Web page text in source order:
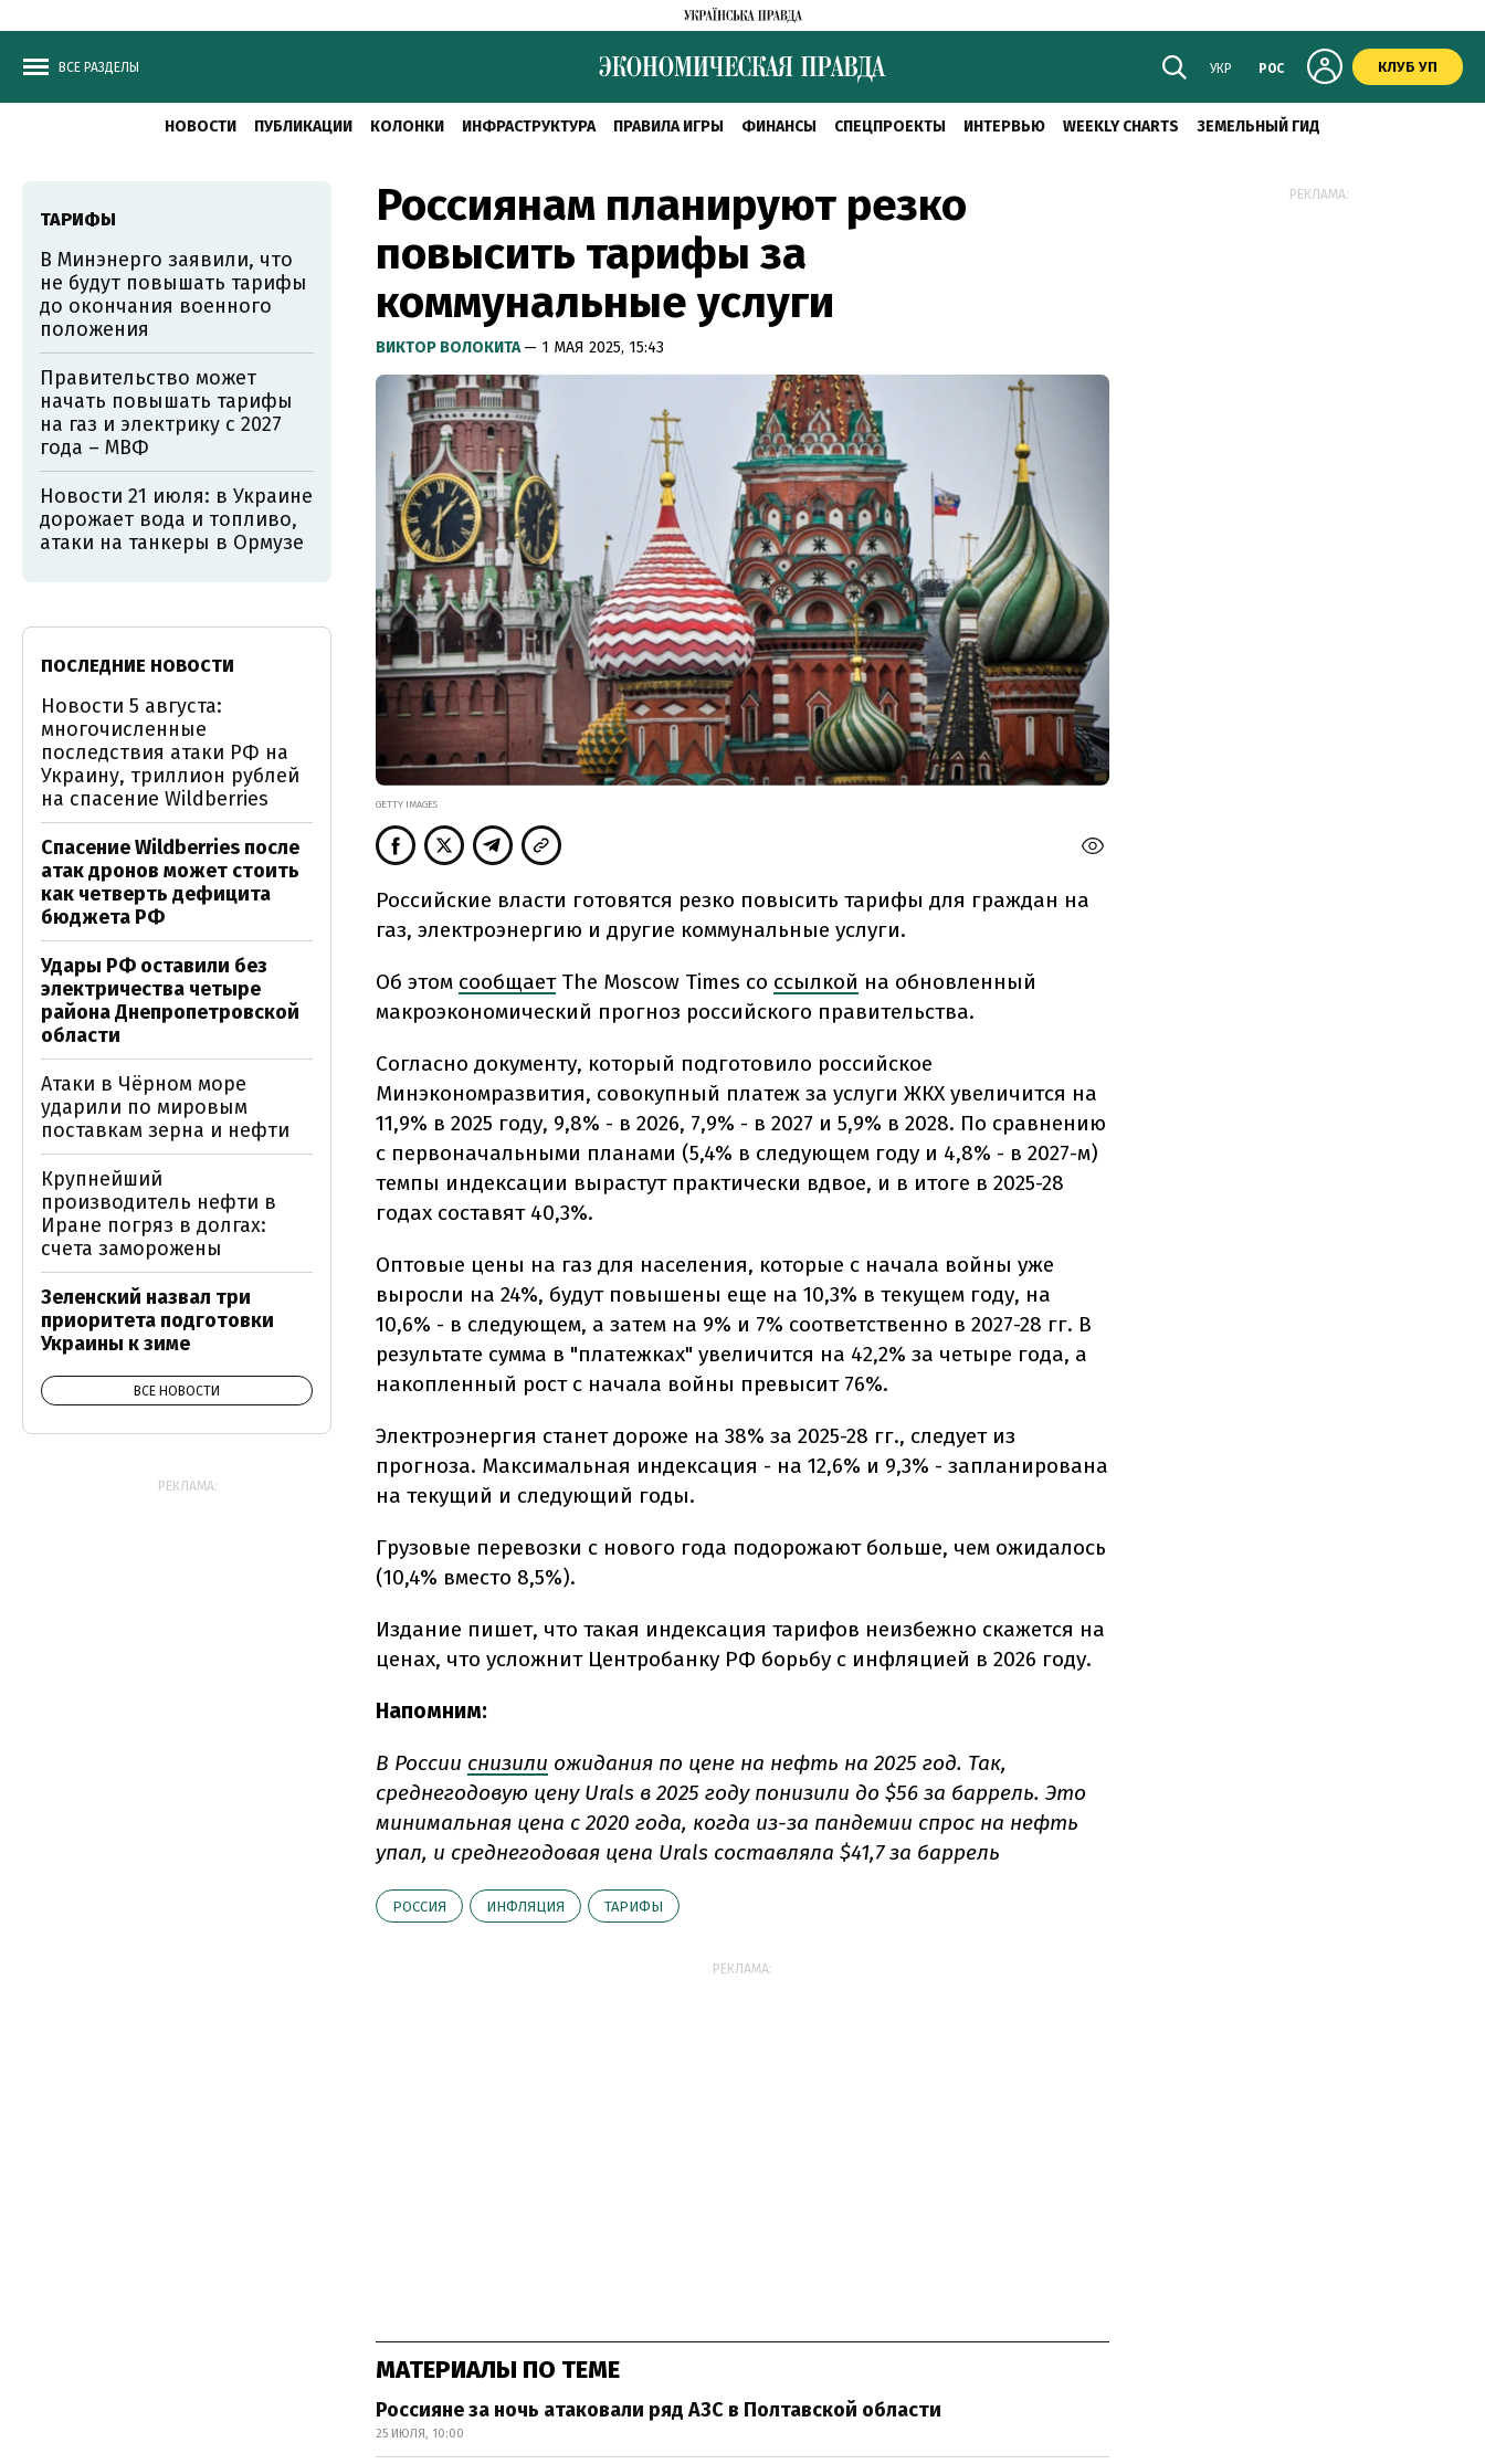
ВСЕ РАЗДЕЛЫ УКР РОС КЛУБ УП
НОВОСТИ ПУБЛИКАЦИИ КОЛОНКИ ИНФРАСТРУКТУРА ПРАВИЛА ИГРЫ ФИНАНСЫ СПЕЦПРОЕКТЫ ИНТЕРВЬЮ WEEKLY CHARTS ЗЕМЕЛЬНЫЙ ГИД
Россиянам планируют резко
повысить тарифы за
коммунальные услуги
ВИКТОР ВОЛОКИТА— 1 МАЯ 2025, 15:43
GETTY IMAGES
Российские власти готовятся резко повысить тарифы для граждан на
газ, электроэнергию и другие коммунальные услуги.
Об этом сообщает The Moscow Times со ссылкой на обновленный
макроэкономический прогноз российского правительства.
Согласно документу, который подготовило российское
Минэкономразвития, совокупный платеж за услуги ЖКХ увеличится на
11,9% в 2025 году, 9,8% - в 2026, 7,9% - в 2027 и 5,9% в 2028. По сравнению
с первоначальными планами (5,4% в следующем году и 4,8% - в 2027-м)
темпы индексации вырастут практически вдвое, и в итоге в 2025-28
годах составят 40,3%.
Оптовые цены на газ для населения, которые с начала войны уже
выросли на 24%, будут повышены еще на 10,3% в текущем году, на
10,6% - в следующем, а затем на 9% и 7% соответственно в 2027-28 гг. В
результате сумма в "платежках" увеличится на 42,2% за четыре года, а
накопленный рост с начала войны превысит 76%.
Электроэнергия станет дороже на 38% за 2025-28 гг., следует из
прогноза. Максимальная индексация - на 12,6% и 9,3% - запланирована
на текущий и следующий годы.
Грузовые перевозки с нового года подорожают больше, чем ожидалось
(10,4% вместо 8,5%).
Издание пишет, что такая индексация тарифов неизбежно скажется на
ценах, что усложнит Центробанку РФ борьбу с инфляцией в 2026 году.
Напомним:
В России снизили ожидания по цене на нефть на 2025 год. Так,
среднегодовую цену Urals в 2025 году понизили до $56 за баррель. Это
минимальная цена с 2020 года, когда из-за пандемии спрос на нефть
упал, и среднегодовая цена Urals составляла $41,7 за баррель
РОССИЯ ИНФЛЯЦИЯ ТАРИФЫ
РЕКЛАМА:
МАТЕРИАЛЫ ПО ТЕМЕ
Россияне за ночь атаковали ряд АЗС в Полтавской области
25 ИЮЛЯ, 10:00
ТАРИФЫ
В Минэнерго заявили, что
не будут повышать тарифы
до окончания военного
положения
Правительство может
начать повышать тарифы
на газ и электрику с 2027
года – МВФ
Новости 21 июля: в Украине
дорожает вода и топливо,
атаки на танкеры в Ормузе
ПОСЛЕДНИЕ НОВОСТИ
Новости 5 августа:
многочисленные
последствия атаки РФ на
Украину, триллион рублей
на спасение Wildberries
Спасение Wildberries после
атак дронов может стоить
как четверть дефицита
бюджета РФ
Удары РФ оставили без
электричества четыре
района Днепропетровской
области
Атаки в Чёрном море
ударили по мировым
поставкам зерна и нефти
Крупнейший
производитель нефти в
Иране погряз в долгах:
счета заморожены
Зеленский назвал три
приоритета подготовки
Украины к зиме
ВСЕ НОВОСТИ
РЕКЛАМА:
РЕКЛАМА: